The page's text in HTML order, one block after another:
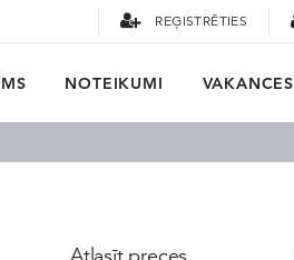
REĢISTRĒTIES
NOTEIKUMI VAKANCES